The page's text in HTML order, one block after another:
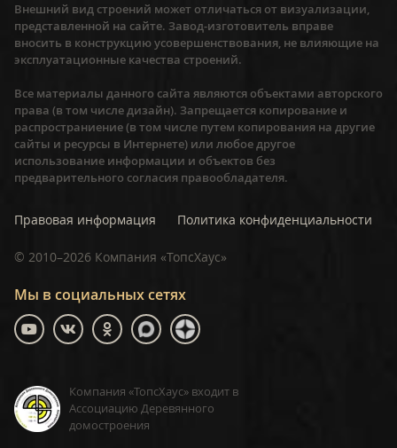
Мы в социальных сетях
Компания «ТопсХаус» входит в
Ассоциацию Деревянного
домостроения
Внешний вид строений может отличаться от визуализации,
представленной на сайте. Завод-изготовитель вправе
вносить в конструкцию усовершенствования, не влияющие на
эксплуатационные качества строений.
Все материалы данного сайта являются объектами авторского
права (в том числе дизайн). Запрещается копирование и
распространиение (в том числе путем копирования на другие
сайты и ресурсы в Интернете) или любое другое
использование информации и объектов без
предварительного согласия правообладателя.
Правовая информация Политика конфиденциальности
© 2010–2026 Компания «ТопсХаус»